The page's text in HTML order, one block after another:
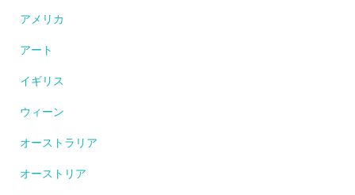
アメリカ
アート
イギリス
ウィーン
オーストラリア
オーストリア